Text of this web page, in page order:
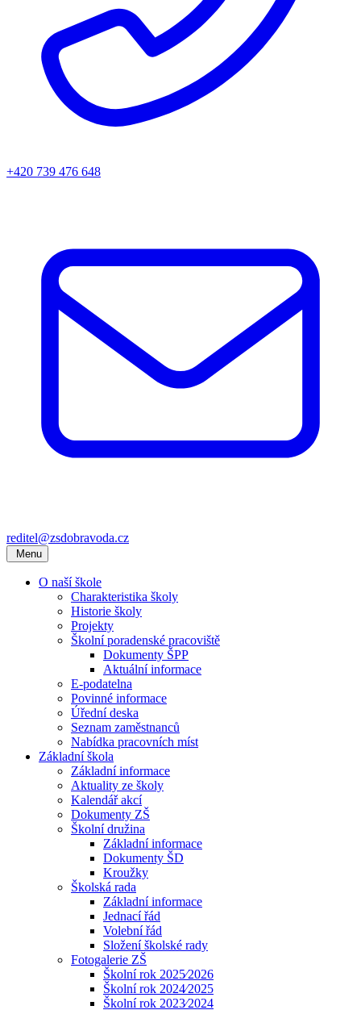
+420 739 476 648
reditel@zsdobravoda.cz
Menu
O naší škole
Charakteristika školy
Historie školy
Projekty
Školní poradenské pracoviště
Dokumenty ŠPP
Aktuální informace
E-podatelna
Povinné informace
Úřední deska
Seznam zaměstnanců
Nabídka pracovních míst
Základní škola
Základní informace
Aktuality ze školy
Kalendář akcí
Dokumenty ZŠ
Školní družina
Základní informace
Dokumenty ŠD
Kroužky
Školská rada
Základní informace
Jednací řád
Volební řád
Složení školské rady
Fotogalerie ZŠ
Školní rok 2025⁄2026
Školní rok 2024⁄2025
Školní rok 2023⁄2024